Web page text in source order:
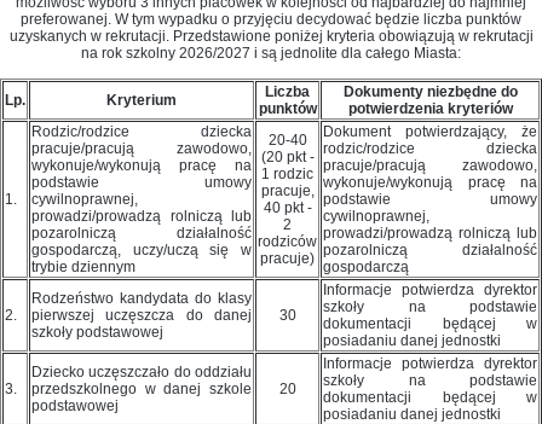
preferowanej. W tym wypadku o przyjęciu decydować będzie liczba punktów
uzyskanych w rekrutacji. Przedstawione poniżej kryteria obowiązują w rekrutacji
na rok szkolny 2026/2027 i są jednolite dla całego Miasta:
Lp. Kryterium
Liczba
punktów
Dokumenty niezbędne do
potwierdzenia kryteriów
1.
Rodzic/rodzice dziecka
pracuje/pracują zawodowo,
wykonuje/wykonują pracę na
podstawie umowy
cywilnoprawnej,
prowadzi/prowadzą rolniczą lub
pozarolniczą działalność
gospodarczą, uczy/uczą się w
trybie dziennym
20-40
(20 pkt -
1 rodzic
pracuje,
40 pkt -
2
rodziców
pracuje)
Dokument potwierdzający, że
rodzic/rodzice dziecka
pracuje/pracują zawodowo,
wykonuje/wykonują pracę na
podstawie umowy
cywilnoprawnej,
prowadzi/prowadzą rolniczą lub
pozarolniczą działalność
gospodarczą
2.
Rodzeństwo kandydata do klasy
pierwszej uczęszcza do danej
szkoły podstawowej
30
Informacje potwierdza dyrektor
szkoły na podstawie
dokumentacji będącej w
posiadaniu danej jednostki
3.
Dziecko uczęszczało do oddziału
przedszkolnego w danej szkole
podstawowej
20
Informacje potwierdza dyrektor
szkoły na podstawie
dokumentacji będącej w
posiadaniu danej jednostki